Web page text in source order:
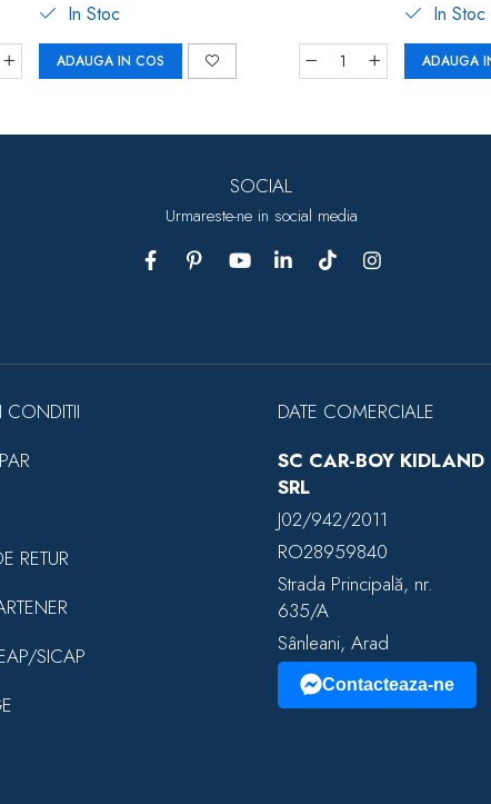
In Stoc
ADAUGA IN COS
In Stoc
ADAUGA
SOCIAL
Urmareste-ne in social media
CONDITII
RETUR
SICAP
DATE COMERCIALE
SC CAR-BOY KIDLAND
SRL
J02/942/2011
RO28959840
Strada Principală, nr.
635/A
Sânleani, Arad
Contacteaza-ne